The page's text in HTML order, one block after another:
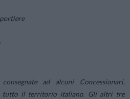
ad alcuni Concessionari,
tutto il territorio italiano. Gli altri tre